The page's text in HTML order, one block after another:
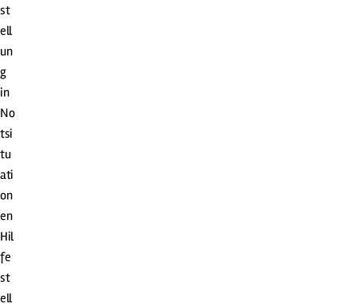
st
ell
un
g
in
No
tsi
tu
ati
on
en
Hil
fe
st
ell